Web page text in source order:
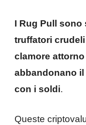
I Rug Pull sono
truffatori
clamore
abbandonano
con i soldi.
Queste